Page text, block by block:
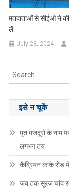
मतदाताओं से सीईओ ने
लें
July 23, 2024
इसे न चूकें
मृत मजदूरों के नाम
लगभग तय
कैंब्रियन कांके रोड में
जब तक सूरज चांद